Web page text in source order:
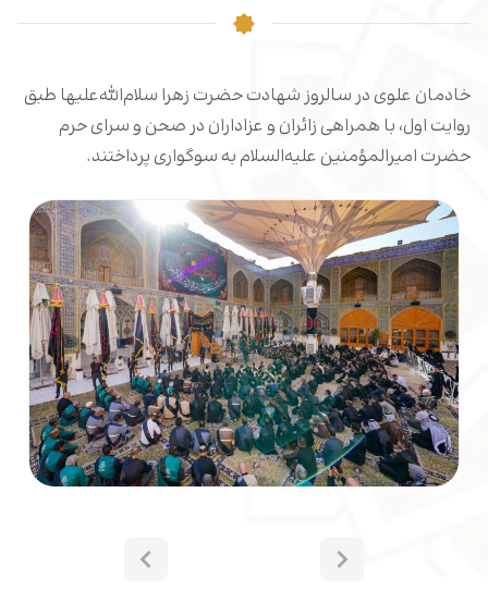
خادمان علوی در سالروز شهادت حضرت زهرا سلام‌الله‌علیها طبق
روایت اول، با همراهی زائران و عزاداران در صحن و سرای حرم
حضرت امیرالمؤمنین علیه‌السلام به سوگواری پرداختند.